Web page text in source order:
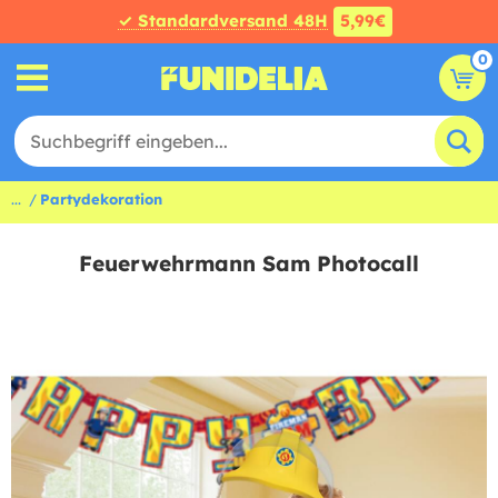
✓ Standardversand 48H 5,99€
0
... Partydekoration
Feuerwehrmann Sam Photocall